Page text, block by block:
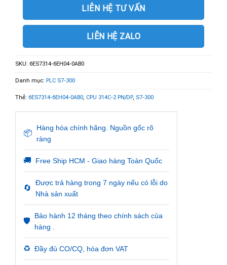
LIÊN HỆ TƯ VẤN
LIÊN HỆ ZALO
SKU: 6ES7314-6EH04-0AB0
Danh mục: PLC S7-300
Thẻ: 6ES7314-6EH04-0AB0, CPU 314C-2 PN/DP, S7-300
📦
Hàng hóa chính hãng. Nguồn gốc rõ
ràng
🚚 Free Ship HCM - Giao hàng Toàn Quốc
🔄
Được trả hàng trong 7 ngày nếu có lỗi do
Nhà sản xuất
🛡️
Bảo hành 12 tháng theo chính sách của
hàng .
♻️ Đầy đủ CO/CQ, hóa đơn VAT